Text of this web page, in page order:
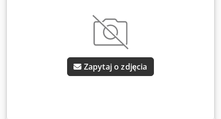
widelec, trzeci zawór, czwarty zawór, ogrzewanie, pełna
Zapytaj o zdjęcia